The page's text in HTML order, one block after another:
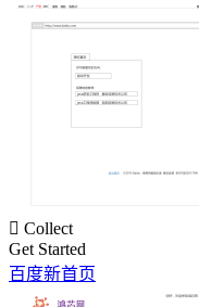
 Collect
Get Started
百度新首页